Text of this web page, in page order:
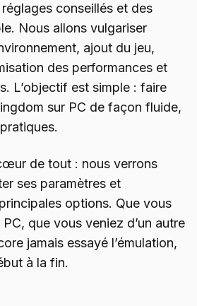
conseillés et des
Nous allons vulgariser
ajout du jeu,
des performances et
L’objectif est simple : faire
sur PC de façon fluide,
de tout : nous verrons
ses paramètres et
options. Que vous
que vous veniez d’un autre
jamais essayé l’émulation,
à la fin.